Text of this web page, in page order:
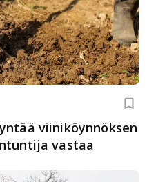
viiniköynnöksen
vastaa